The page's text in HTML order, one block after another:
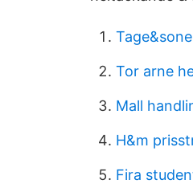
Tor arne
Mall
H&m
Fira